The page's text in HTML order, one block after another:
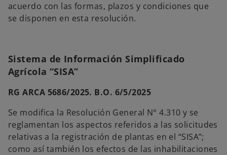
acuerdo con las formas, plazos y condiciones que
se disponen en esta resolución.
Sistema de Información Simplificado
Agrícola “SISA”
RG ARCA 5686/2025. B.O. 6/5/2025
Se modifica la Resolución General N° 4.310 y se
reglamentan los aspectos referidos a las solicitudes
relativas a la registración de plantas en el “SISA”;
como así también los efectos de las inhabilitaciones